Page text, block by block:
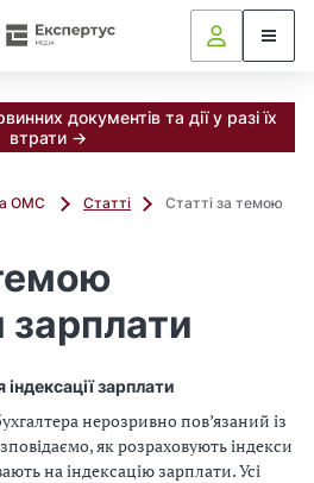
документів та дії у разі їх
втрати →
ОМС Статті
Статті за темою
зарплати
індексації зарплати
нерозривно пов’язаний із
як розраховують індекси
на індексацію зарплати. Усі